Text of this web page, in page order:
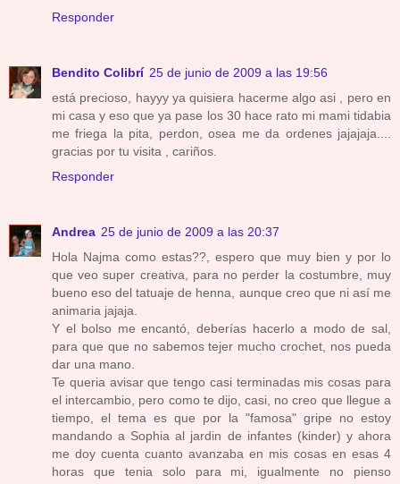
Responder
Bendito Colibrí 25 de junio de 2009 a las 19:56
está precioso, hayyy ya quisiera hacerme algo asi , pero en
mi casa y eso que ya pase los 30 hace rato mi mami tidabia
me friega la pita, perdon, osea me da ordenes jajajaja....
gracias por tu visita , cariños.
Responder
Andrea 25 de junio de 2009 a las 20:37
Hola Najma como estas??, espero que muy bien y por lo
que veo super creativa, para no perder la costumbre, muy
bueno eso del tatuaje de henna, aunque creo que ni así me
animaria jajaja.
Y el bolso me encantó, deberías hacerlo a modo de sal,
para que que no sabemos tejer mucho crochet, nos pueda
dar una mano.
Te queria avisar que tengo casi terminadas mis cosas para
el intercambio, pero como te dijo, casi, no creo que llegue a
tiempo, el tema es que por la "famosa" gripe no estoy
mandando a Sophia al jardin de infantes (kinder) y ahora
me doy cuenta cuanto avanzaba en mis cosas en esas 4
horas que tenia solo para mi, igualmente no pienso